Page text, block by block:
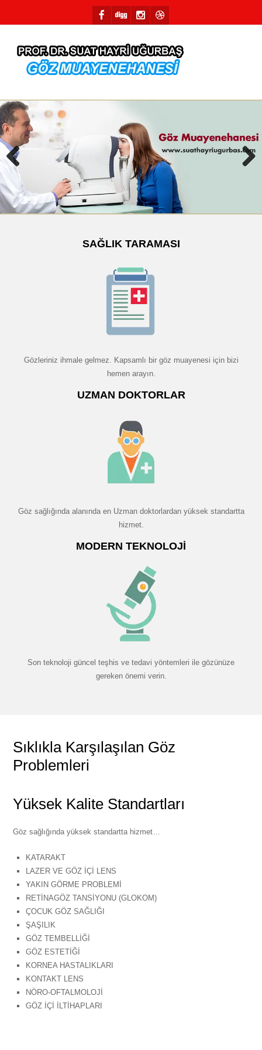
Previous
SAĞLIK TARAMASI
Gözleriniz ihmale gelmez. Kapsamlı bir göz muayenesi için bizi
hemen arayın.
UZMAN DOKTORLAR
Göz sağlığında alanında en Uzman doktorlardan yüksek standartta
hizmet.
MODERN TEKNOLOJI
Son teknoloji güncel teşhis ve tedavi yöntemleri ile gözünüze
gereken önemi verin.
Sıklıkla Karşılaşılan Göz
Problemleri
Yüksek Kalite Standartları
Göz sağlığında yüksek standartta hizmet…
KATARAKT
LAZER VE GÖZ İÇİ LENS
YAKIN GÖRME PROBLEMİ
RETİNAGÖZ TANSİYONU (GLOKOM)
ÇOCUK GÖZ SAĞLIĞI
ŞAŞILIK
GÖZ TEMBELLİĞİ
GÖZ ESTETİĞİ
KORNEA HASTALIKLARI
KONTAKT LENS
NÖRO-OFTALMOLOJİ
GÖZ İÇİ İLTİHAPLARI